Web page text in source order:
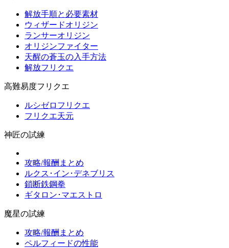
解放手順と必要素材
ウィザードオリジン
ランサーオリジン
オリジンファイター
天醒の蒼玉の入手方法
解放フリクエ
高難易度フリクエ
ルシゼロフリクエ
フリクエ天元
神匠の試練
攻略/報酬まとめ
ルクス･イン･デネブリス
鎖断鉄鋼拳
ギタロン･マエストロ
魔星の試練
攻略/報酬まとめ
ペルフィードの性能